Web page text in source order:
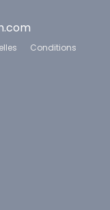
Conditions